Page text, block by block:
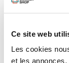
Ce site web
Les cookies
et les
nature :
- Doublure